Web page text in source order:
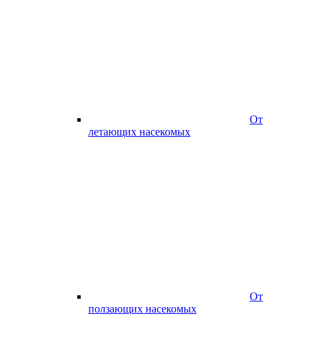
От
летающих насекомых
От
ползающих насекомых